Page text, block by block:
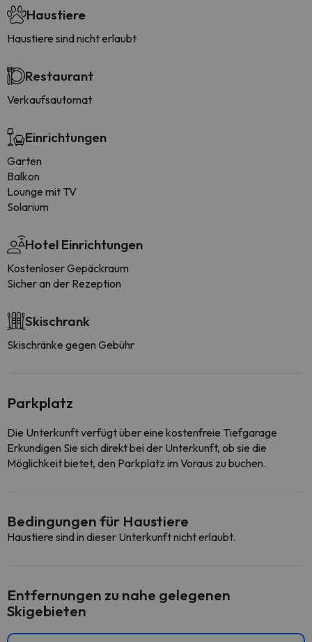
Haustiere
Haustiere sind nicht erlaubt
Restaurant
Verkaufsautomat
Einrichtungen
Garten
Balkon
Lounge mit TV
Solarium
Hotel Einrichtungen
Kostenloser Gepäckraum
Sicher an der Rezeption
Skischrank
Skischränke gegen Gebühr
Parkplatz
Die Unterkunft verfügt über eine kostenfreie Tiefgarage
Erkundigen Sie sich direkt bei der Unterkunft, ob sie die
Möglichkeit bietet, den Parkplatz im Voraus zu buchen.
Bedingungen für Haustiere
Haustiere sind in dieser Unterkunft nicht erlaubt.
Entfernungen zu nahe gelegenen
Skigebieten